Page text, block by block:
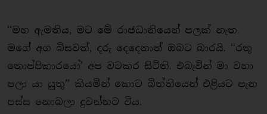
‘‘මහ ඇමතිය, මට මේ රාජධානියෙන් පලක් නැත.
මගේ අග බිසවත්, දරු දෙදෙනාත් ඔබට බාරයි. ‘‘රතු
තොප්පිකාරයෝ’ අප වටකර සිටිති. එබැවින් මා වහා
පලා යා යුතු’’ කියමින් කොට බිත්තියෙන් එළියට පැන
පස්ස නොබලා දුවන්නට විය.